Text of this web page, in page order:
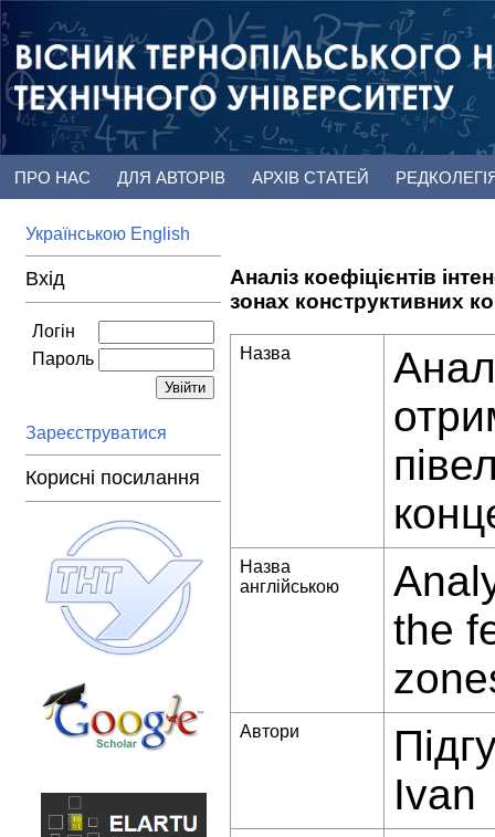
ПРО НАС ДЛЯ АВТОРІВ АРХІВ СТАТЕЙ
Українською English
Вхід
Логін
Пароль
Зареєструватися
Корисні посилання
Аналіз коефіцієнтів
зонах конструктивних
Назва
Назва
англійською
the
Автори
Ivan